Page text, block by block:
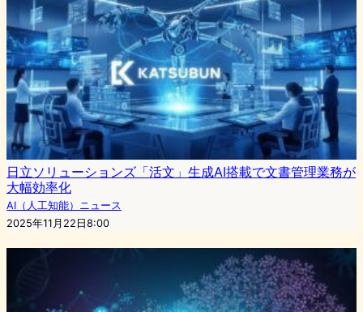
日立ソリューションズ「活文」生成AI搭載で文書管理業務が
大幅効率化
AI（人工知能）ニュース
2025年11月22日8:00